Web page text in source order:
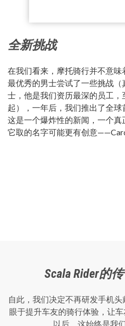
全新挑战
在我们看来，摩托骑行并不意
最优秀的男士尝试了一些挑战
士，他是我们资历最深的员工
起），一年后，我们推出了全球
这是一个爆炸性的新闻，一个
它取的名字可能更有创意
Scala Rider的
自此，我们决定不再研发手机
眼于提升车友的骑行体验，让
以后，这始终是我